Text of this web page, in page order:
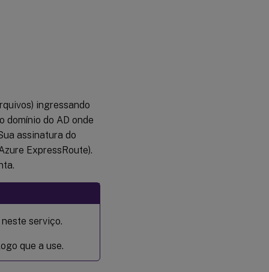
ingressando
domínio do AD onde
assinatura do
ExpressRoute).
serviço.
que a use.